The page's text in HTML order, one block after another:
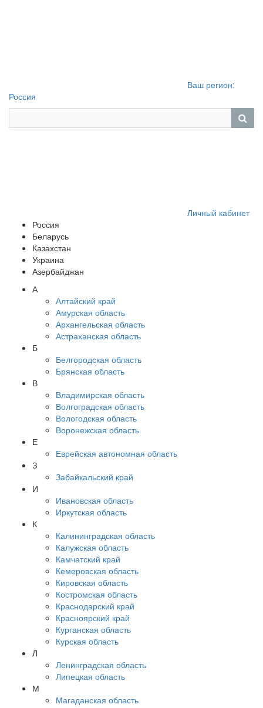
Ваш регион:
Россия
Личный кабинет
Россия
Беларусь
Казахстан
Украина
Азербайджан
А
Алтайский край
Амурская область
Архангельская область
Астраханская область
Б
Белгородская область
Брянская область
В
Владимирская область
Волгоградская область
Вологодская область
Воронежская область
Е
Еврейская автономная область
З
Забайкальский край
И
Ивановская область
Иркутская область
К
Калининградская область
Калужская область
Камчатский край
Кемеровская область
Кировская область
Костромская область
Краснодарский край
Красноярский край
Курганская область
Курская область
Л
Ленинградская область
Липецкая область
М
Магаданская область